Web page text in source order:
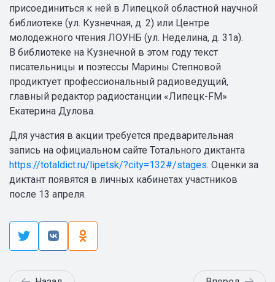
присоединиться к ней в Липецкой областной научной
библиотеке (ул. Кузнечная, д. 2) или Центре
молодежного чтения ЛОУНБ (ул. Неделина, д. 31а).
В библиотеке на Кузнечной в этом году текст
писательницы и поэтессы Марины Степновой
продиктует профессиональный радиоведущий,
главный редактор радиостанции «Липецк-FM»
Екатерина Дулова.
Для участия в акции требуется предварительная
запись на официальном сайте Тотального диктанта
https://totaldict.ru/lipetsk/?city=132#/stages. Оценки за
диктант появятся в личных кабинетах участников
после 13 апреля.